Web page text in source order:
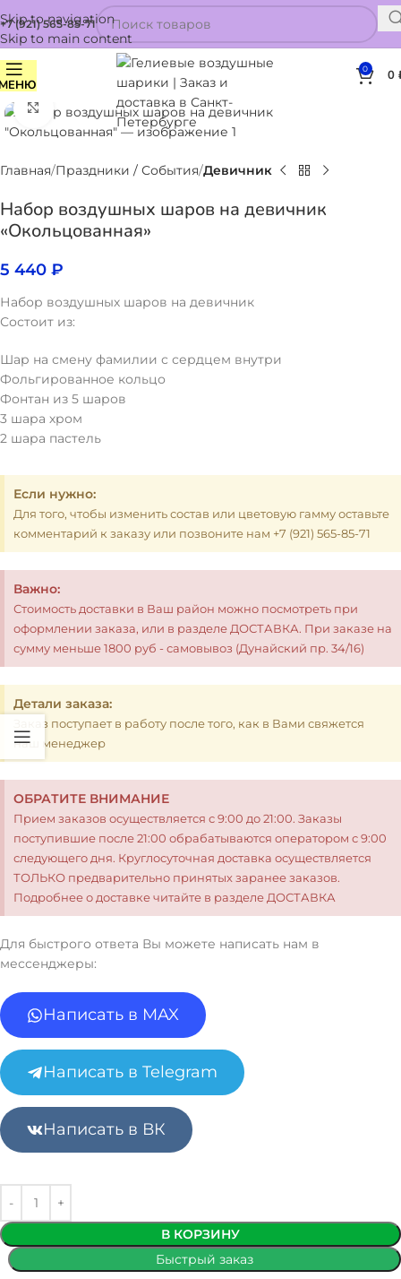
Skip to navigation
Skip to main content
+7 (921) 565-85-71
0 0
Нажмите, чтобы увеличить
Главная Праздники / События Девичник
Набор воздушных шаров на девичник
«Окольцованная»
5 440 ₽
Набор воздушных шаров на девичник
Состоит из:
Шар на смену фамилии с сердцем внутри
Фольгированное кольцо
Фонтан из 5 шаров
3 шара хром
2 шара пастель
Если нужно:
Для того, чтобы изменить состав или цветовую гамму оставьте
комментарий к заказу или позвоните нам +7 (921) 565-85-71
Важно:
Стоимость доставки в Ваш район можно посмотреть при
оформлении заказа, или в разделе ДОСТАВКА. При заказе на
сумму меньше 1800 руб - самовывоз (Дунайский пр. 34/16)
Детали заказа:
Заказ поступает в работу после того, как в Вами свяжется
наш менеджер
ОБРАТИТЕ ВНИМАНИЕ
Прием заказов осуществляется с 9:00 до 21:00. Заказы
поступившие после 21:00 обрабатываются оператором с 9:00
следующего дня. Круглосуточная доставка осуществляется
ТОЛЬКО предварительно принятых заранее заказов.
Подробнее о доставке читайте в разделе ДОСТАВКА
Для быстрого ответа Вы можете написать нам в
мессенджеры:
Написать в MAX
Написать в Telegram
Написать в ВК
В КОРЗИНУ
Быстрый заказ